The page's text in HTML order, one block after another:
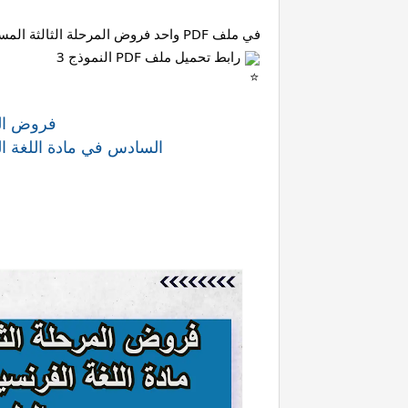
في ملف PDF واحد فروض المرحلة الثالثة المستوى الأول (النموذج 3).
رابط تحميل ملف PDF النموذج 3